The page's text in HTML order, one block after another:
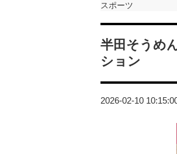
スポーツ
半田そうめ
ション
2026-02-10